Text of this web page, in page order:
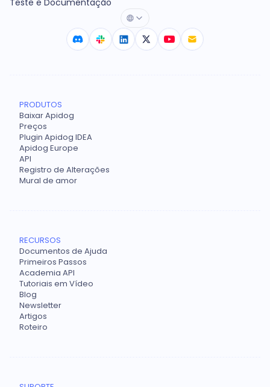
Teste e Documentação
PRODUTOS
Baixar Apidog
Preços
Plugin Apidog IDEA
Apidog Europe
API
Registro de Alterações
Mural de amor
RECURSOS
Documentos de Ajuda
Primeiros Passos
Academia API
Tutoriais em Vídeo
Blog
Newsletter
Artigos
Roteiro